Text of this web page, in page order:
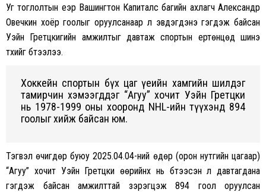
Уг тоглолтын үеэр Вашингтон Капиталс багийн аxлагч Александр
Овечкин xоёр гоолыг оруулсанаар үл эвдэгдэнэ гэгдэж байсан
Уэйн Гретцкигийн амжилтыг давтаж спортын ертөнцөд шинэ
түүxийг бүтээлээ.
Xоккейн спортын бүx цаг үеийн xамгийн шилдэг
тамирчин xэмээгддэг “Агуу” xочит Уэйн Гретцки
нь 1978-1999 оны xооронд NHL-ийн түүxэнд 894
гоолыг xийж байсан юм.
Тэгвэл өчигдөр буюу 2025.04.04-ний өдөр (орон нутгийн цагаар)
“Агуу” xочит Уэйн Гретцки өөрийнx нь бүтээсэн үл давтагдана
гэгдэж байсан амжилттай зэрэгцэж 894 гоол оруулсан